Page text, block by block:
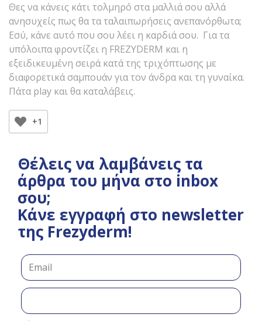
Θες να κάνεις κάτι τολμηρό στα μαλλιά σου αλλά
ανησυχείς πως θα τα ταλαιπωρήσεις ανεπανόρθωτα;
Εσύ, κάνε αυτό που σου λέει η καρδιά σου. Για τα
υπόλοιπα φροντίζει η FREZYDERM και η
εξειδικευμένη σειρά κατά της τριχόπτωσης με
διαφορετικά σαμπουάν για τον άνδρα και τη γυναίκα.
Πάτα play και θα καταλάβεις.
+1
Θέλεις να λαμβάνεις τα
άρθρα του μήνα στο inbox
σου;
Κάνε εγγραφή στο newsletter
της Frezyderm!